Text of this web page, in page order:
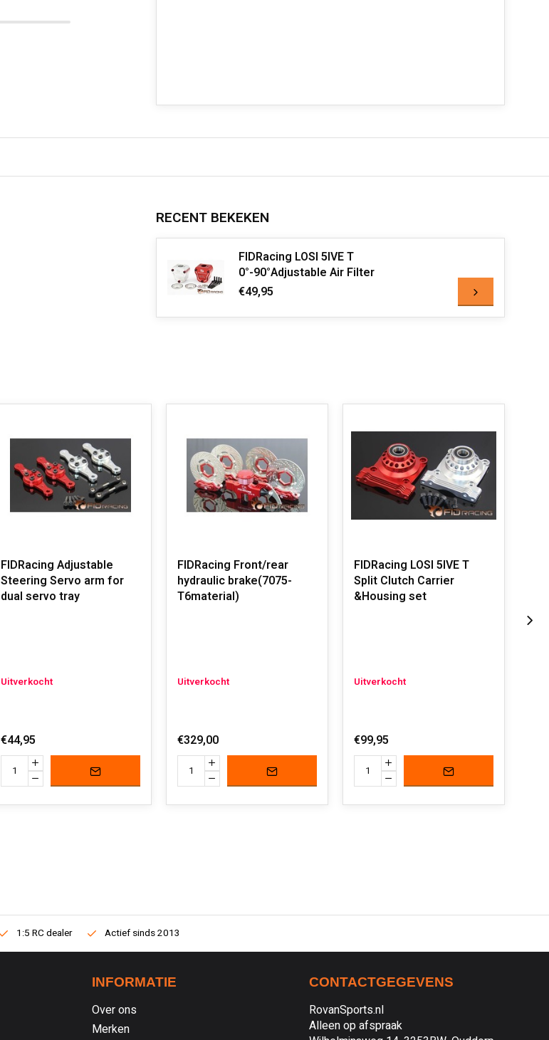
RECENT BEKEKEN
FIDRacing LOSI 5IVE T
0°-90°Adjustable Air Filter
€49,95
FIDRacing Adjustable
Steering Servo arm for
dual servo tray
Uitverkocht
€44,95
FIDRacing Front/rear
hydraulic brake(7075-
T6material)
Uitverkocht
€329,00
FIDRacing LOSI 5IVE T
Split Clutch Carrier
&Housing set
Uitverkocht
€99,95
1:5 RC dealer Actief sinds 2013
INFORMATIE
Over ons
Merken
CONTACTGEGEVENS
RovanSports.nl
Alleen op afspraak